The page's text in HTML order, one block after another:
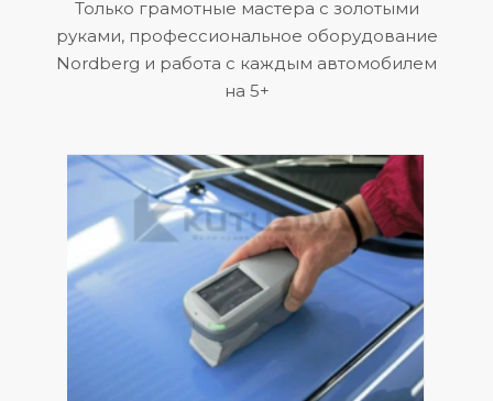
Только грамотные мастера с золотыми
руками, профессиональное оборудование
Nordberg и работа с каждым автомобилем
на 5+